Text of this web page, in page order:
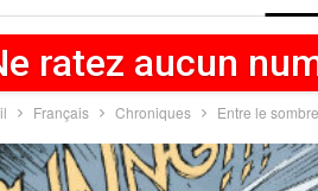
ratez aucun
Français Chroniques Entre le